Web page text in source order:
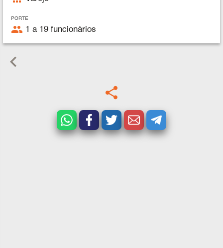
PORTE
people 1 a 19 funcionários
keyboard_arrow_left
share